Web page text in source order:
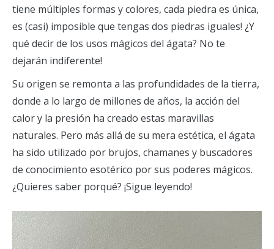
tiene múltiples formas y colores, cada piedra es única,
es (casi) imposible que tengas dos piedras iguales! ¿Y
qué decir de los usos mágicos del ágata? No te
dejarán indiferente!
Su origen se remonta a las profundidades de la tierra,
donde a lo largo de millones de años, la acción del
calor y la presión ha creado estas maravillas
naturales. Pero más allá de su mera estética, el ágata
ha sido utilizado por brujos, chamanes y buscadores
de conocimiento esotérico por sus poderes mágicos.
¿Quieres saber porqué? ¡Sigue leyendo!